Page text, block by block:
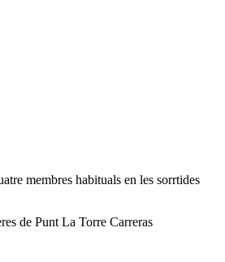
membres habituals en les sorrtides